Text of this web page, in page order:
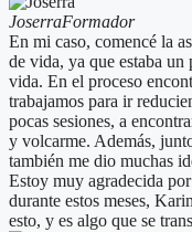
JoserraFormador
En mi caso, comencé la
de vida, ya que estaba un
vida. En el proceso
trabajamos para ir
pocas sesiones, a
y volcarme. Además,
también me dio muchas
Estoy muy agradecida
durante estos meses,
esto, y es algo que se